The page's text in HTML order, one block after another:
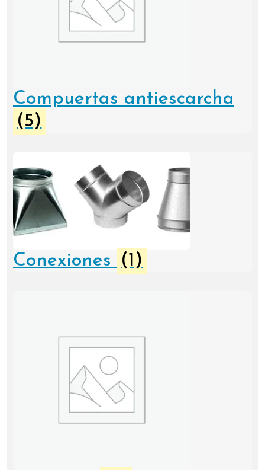
Compuertas antiescarcha
(5)
Conexiones (1)